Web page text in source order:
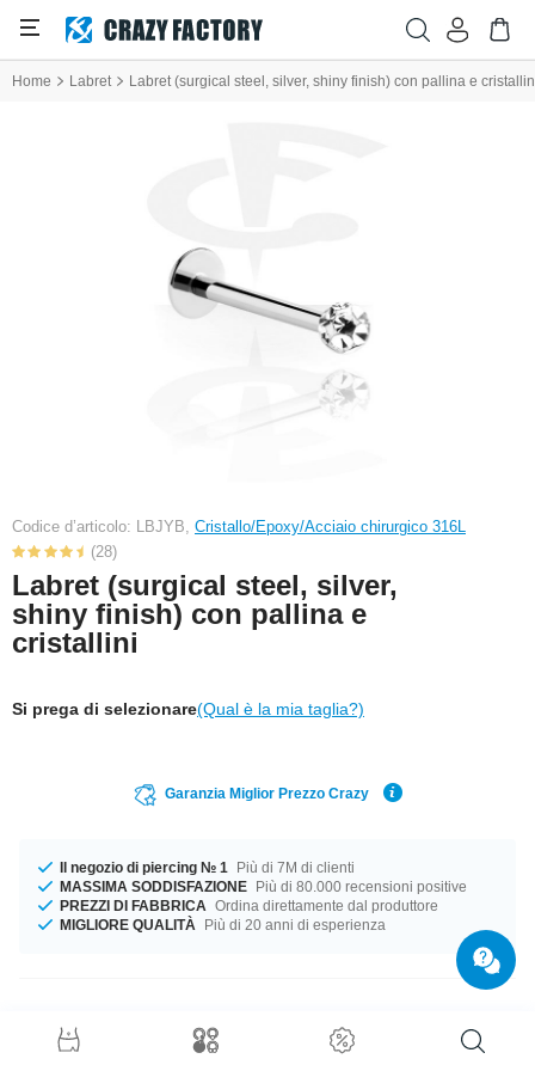
Home Labret Labret (surgical steel, silver, shiny finish) con pallina e
Codice d’articolo: LBJYB, Cristallo/Epoxy/Acciaio chirurgico 316L
(28)
Labret (surgical steel, silver,
shiny finish) con pallina e
cristallini
Si prega di selezionare(Qual è la mia taglia?)
Garanzia Miglior Prezzo Crazy
Il negozio di piercing № 1
Più di 7M di clienti
MASSIMA SODDISFAZIONE Più di 80.000 recensioni positive
PREZZI DI FABBRICA Ordina direttamente dal produttore
MIGLIORE QUALITÀ
Più di 20 anni di esperienza
Dettagli prodotto